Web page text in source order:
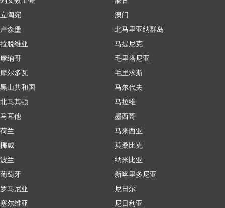
立陶宛
卢森堡
拉脱维亚
摩纳哥
摩尔多瓦
黑山共和国
北马其顿
马耳他
荷兰
挪威
波兰
葡萄牙
罗马尼亚
塞尔维亚
澳门
北马里亚纳群岛
马提尼克
毛里塔尼亚
毛里求斯
马尔代夫
马拉维
墨西哥
马来西亚
莫桑比克
纳米比亚
新喀里多尼亚
尼日尔
尼日利亚